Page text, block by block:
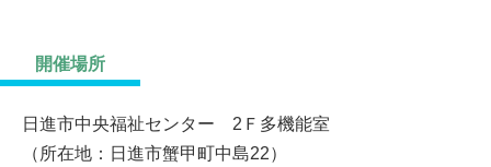
開催場所
日進市中央福祉センター 2Ｆ多機能室
（所在地：日進市蟹甲町中島22）